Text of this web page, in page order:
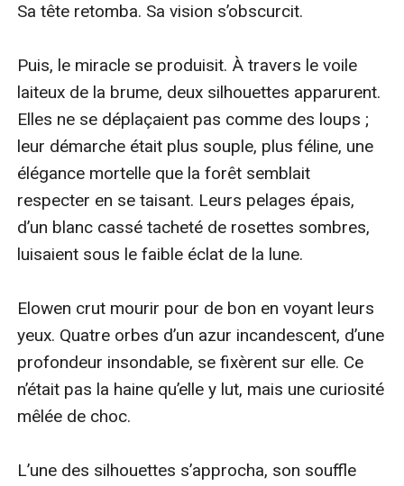
Sa tête retomba. Sa vision s’obscurcit.
Puis, le miracle se produisit. À travers le voile
laiteux de la brume, deux silhouettes apparurent.
Elles ne se déplaçaient pas comme des loups ;
leur démarche était plus souple, plus féline, une
élégance mortelle que la forêt semblait
respecter en se taisant. Leurs pelages épais,
d’un blanc cassé tacheté de rosettes sombres,
luisaient sous le faible éclat de la lune.
Elowen crut mourir pour de bon en voyant leurs
yeux. Quatre orbes d’un azur incandescent, d’une
profondeur insondable, se fixèrent sur elle. Ce
n’était pas la haine qu’elle y lut, mais une curiosité
mêlée de choc.
L’une des silhouettes s’approcha, son souffle